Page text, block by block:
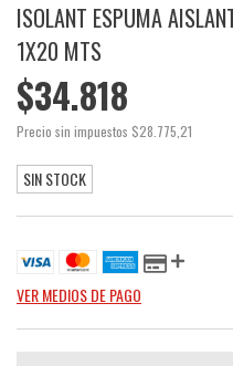
ISOLANT ESPUMA
1X20 MTS
$34.818
Precio sin impuestos $28.775,21
SIN STOCK
VER MEDIOS DE PAGO